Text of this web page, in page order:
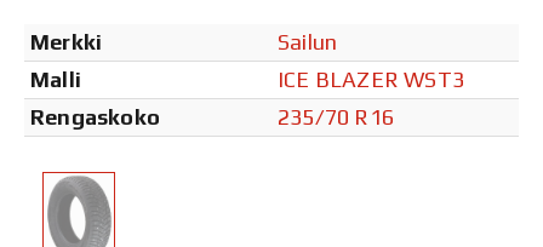
Merkki
Sailun
Malli
ICE BLAZER WST3
Rengaskoko
235/70 R16